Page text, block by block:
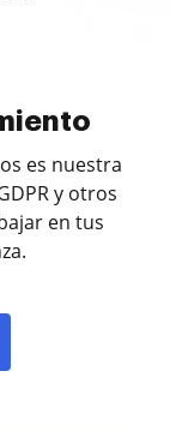
es nuestra
y otros
en tus